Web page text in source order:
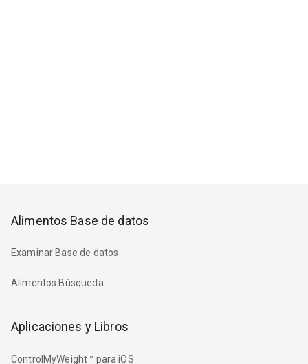
Alimentos Base de datos
Examinar Base de datos
Alimentos Búsqueda
Aplicaciones y Libros
ControlMyWeight™ para iOS